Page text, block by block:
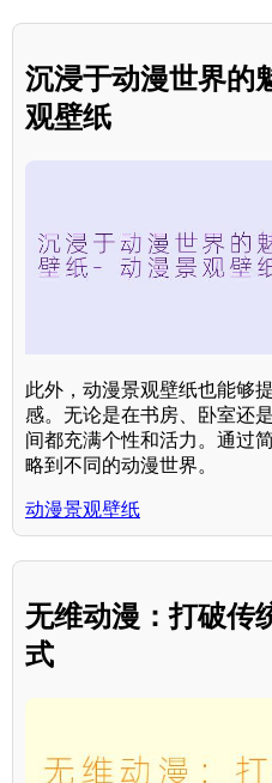
沉浸于动漫世界的
观壁纸
此外，动漫景观壁纸也能够
感。无论是在书房、卧室还
间都充满个性和活力。通过
略到不同的动漫世界。
动漫景观壁纸
无维动漫：打破传
式